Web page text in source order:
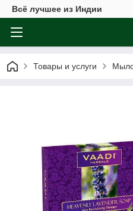
Всё лучшее из Индии
Товары и услуги